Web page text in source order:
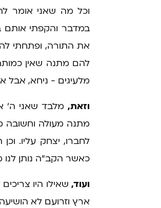
וכל מה שאני אומר
במדבר והקפתי אותם
את התורה, ופתחתי
להם מתנה שאין
מלעיגים - ניחא, אבל
וזאת, מלבד שאני ה'
מתנה מעולה וחשובה
לחברו, יצחק עליו.
כאשר הקב"ה נותן לנו
ועוד, שאילו היו
ארץ וזרועם לא